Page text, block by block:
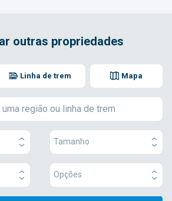
outras propriedades
Mapa
Linha de trem
Tamanho
Opções